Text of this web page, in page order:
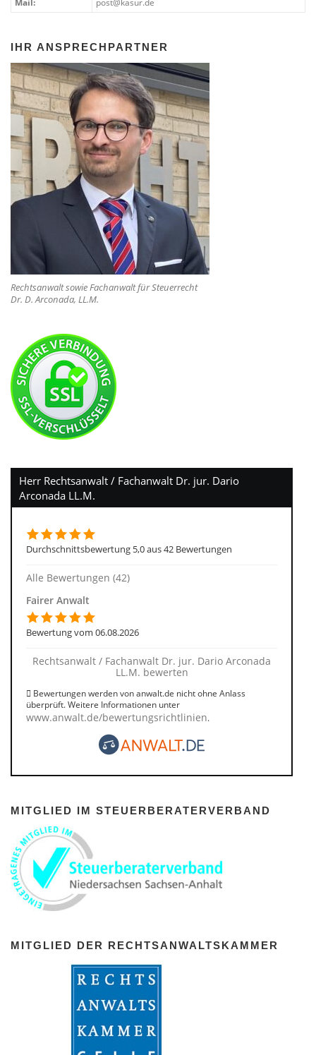
Mail: post@kasur.de
IHR ANSPRECHPARTNER
Rechtsanwalt sowie Fachanwalt für Steuerrecht
Dr. D. Arconada, LL.M.
Herr Rechtsanwalt / Fachanwalt Dr. jur. Dario
Arconada LL.M.
Durchschnittsbewertung 5,0 aus 42 Bewertungen
Alle Bewertungen (42)
Fairer Anwalt
Bewertung vom 06.08.2026
Rechtsanwalt / Fachanwalt Dr. jur. Dario Arconada
LL.M. bewerten
Bewertungen werden von anwalt.de nicht ohne Anlass
überprüft. Weitere Informationen unter
www.anwalt.de/bewertungsrichtlinien.
MITGLIED IM STEUERBERATERVERBAND
MITGLIED DER RECHTSANWALTSKAMMER